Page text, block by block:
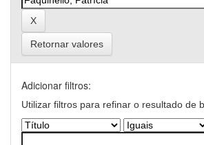
Retornar valores
Adicionar filtros:
Utilizar filtros para refinar o resultado de